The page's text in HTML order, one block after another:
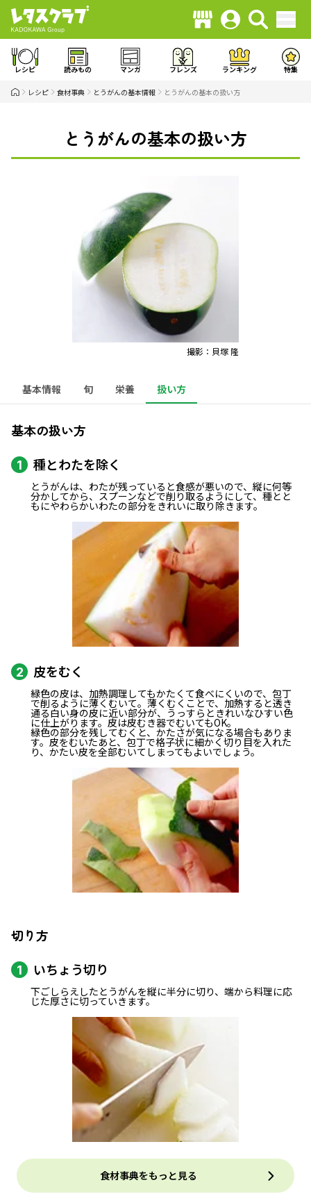
レシピ 読みもの マンガ フレンズ ランキング 特集
レシピ 食材事典 とうがんの基本情報 とうがんの基本の扱い方
とうがんの基本の扱い方
撮影：貝塚 隆
基本情報 旬 栄養 扱い方
基本の扱い方
1 種とわたを除く
とうがんは、わたが残っていると食感が悪いので、縦に何等
分かしてから、スプーンなどで削り取るようにして、種とと
もにやわらかいわたの部分をきれいに取り除きます。
2 皮をむく
緑色の皮は、加熱調理してもかたくて食べにくいので、包丁
で削るように薄くむいて。薄くむくことで、加熱すると透き
通る白い身の皮に近い部分が、うっすらときれいなひすい色
に仕上がります。皮は皮むき器でむいてもOK。
緑色の部分を残してむくと、かたさが気になる場合もありま
す。皮をむいたあと、包丁で格子状に細かく切り目を入れた
り、かたい皮を全部むいてしまってもよいでしょう。
切り方
1 いちょう切り
下ごしらえしたとうがんを縦に半分に切り、端から料理に応
じた厚さに切っていきます。
食材事典をもっと見る